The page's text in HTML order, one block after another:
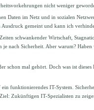
nicht weniger
Daten im Netz und in sozialen
gemeint und kann ich
schwankender Wirtschaft,
je nach Sicherheit. Aber warum?
schon mal gehört. Doch was ist
funktionierendes IT-System.
Zukünftigen IT-Spezialisten zu